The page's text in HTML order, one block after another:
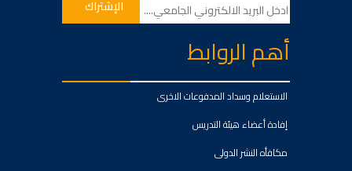
أهم الروابط
الاستعلام وسداد المدفوعات الاخرى
إفادة أعضاء هيئة التدريس
مكافأه النشر الدولى